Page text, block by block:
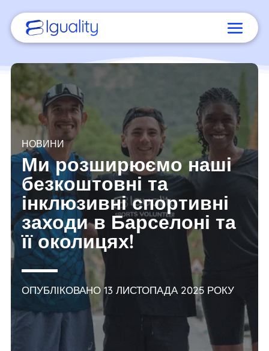
НОВИНИ
Ми розширюємо наші
безкоштовні та
інклюзивні спортивні
заходи в Барселоні та
її околицях!
ОПУБЛІКОВАНО 13 ЛИСТОПАДА 2025 РОКУ